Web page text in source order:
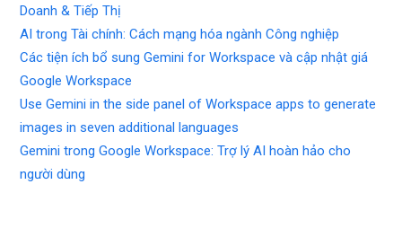
Doanh & Tiếp Thị
AI trong Tài chính: Cách mạng hóa ngành Công nghiệp
Các tiện ích bổ sung Gemini for Workspace và cập nhật giá
Google Workspace
Use Gemini in the side panel of Workspace apps to generate
images in seven additional languages
Gemini trong Google Workspace: Trợ lý AI hoàn hảo cho
người dùng